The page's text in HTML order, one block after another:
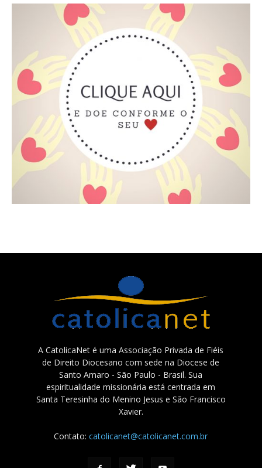
A CatolicaNet é uma Associação Privada de Fiéis
de Direito Diocesano com sede na Diocese de
Santo Amaro - São Paulo - Brasil. Sua
espiritualidade missionária está centrada em
Santa Teresinha do Menino Jesus e São Francisco
Xavier.
Contato:catolicanet@catolicanet.com.br